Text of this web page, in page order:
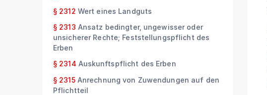
§ 2312 Wert eines Landguts
§ 2313 Ansatz bedingter, ungewisser oder
unsicherer Rechte; Feststellungspflicht des
Erben
§ 2314 Auskunftspflicht des Erben
§ 2315 Anrechnung von Zuwendungen auf den
Pflichtteil